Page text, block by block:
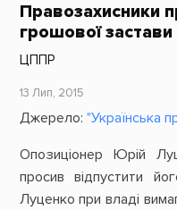
Правозахисники
грошової застави
ЦППР
13 Лип, 2015
Джерело: "Українська
Опозиціонер Юрій
просив відпустити
Луценко при владі